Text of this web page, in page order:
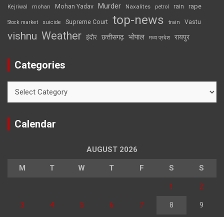
Kejriwal mohan Mohan Yadav Murder Naxalites petrol rain rape
Stock market suicide Supreme Court top-news train Vastu
vishnu Weather इंदौर छत्तीसगढ़ भोपाल मध्य प्रदेश रायपुर
Categories
Calendar
AUGUST 2026
M T W T F S S
1 2
3 4 5 6 7 8 9